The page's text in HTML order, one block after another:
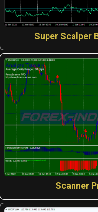
Super Scalper
Scanner